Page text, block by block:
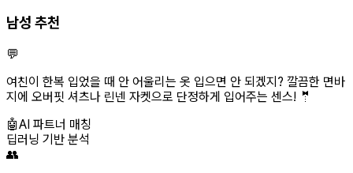
남성 추천
💬
여친이 한복 입었을 때 안 어울리는 옷 입으면 안 되겠지? 깔끔한 면바
지에 오버핏 셔츠나 린넨 자켓으로 단정하게 입어주는 센스! 🤵
🤖AI 파트너 매칭
딥러닝 기반 분석
👥